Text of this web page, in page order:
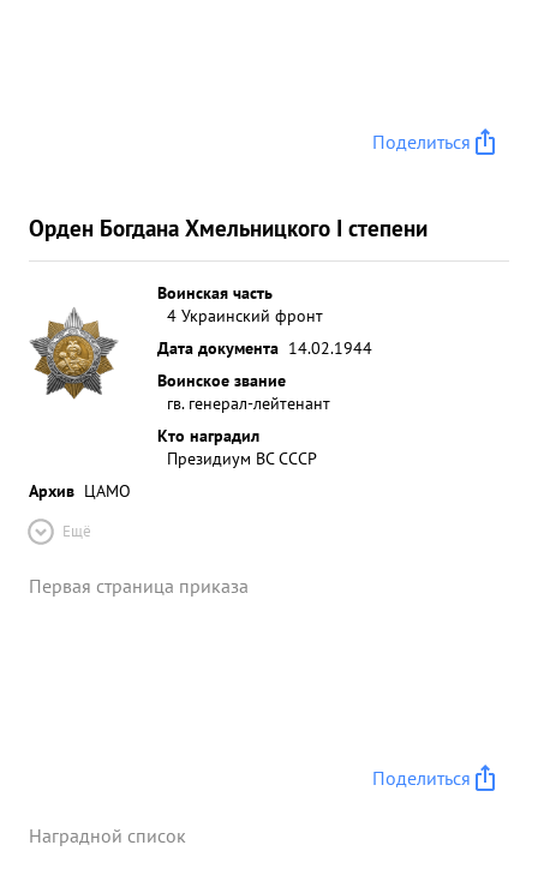
Поделиться
Орден Богдана Хмельницкого I степени
Воинская часть
4 Украинский фронт
Дата документа 14.02.1944
Воинское звание
гв. генерал-лейтенант
Кто наградил
Президиум ВС СССР
Архив ЦАМО
Ещё
Первая страница приказа
Поделиться
Наградной список